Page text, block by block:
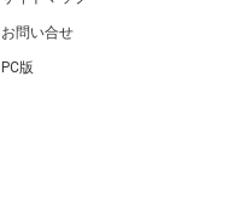
お問い合せ
PC版